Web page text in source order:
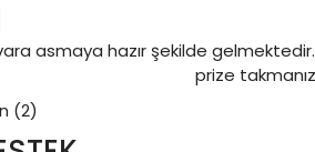
asmaya hazır şekilde
prize